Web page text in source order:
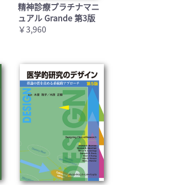
精神診療プラチナマニ
ュアル Grande 第3版
￥3,960